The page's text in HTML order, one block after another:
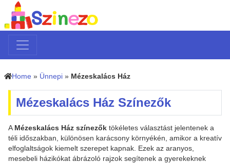
Home » Ünnepi » Mézeskalács Ház
Mézeskalács Ház Színezők
A Mézeskalács Ház színezők tökéletes választást jelentenek a
téli időszakban, különösen karácsony környékén, amikor a kreatív
elfoglaltságok kiemelt szerepet kapnak. Ezek az aranyos,
mesebeli házikókat ábrázoló rajzok segítenek a gyerekeknek